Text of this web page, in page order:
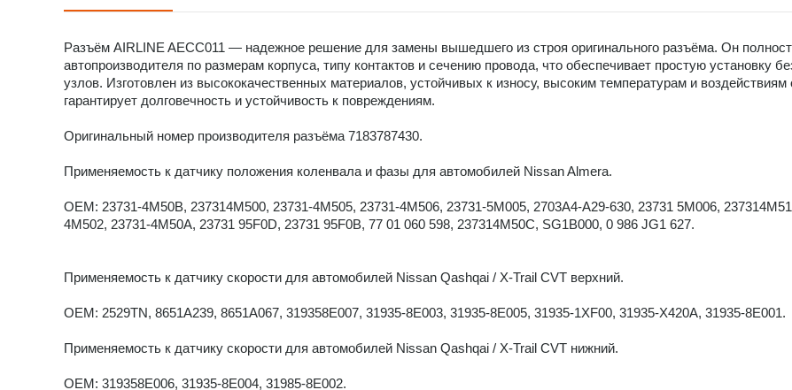
Разъём AIRLINE AECC011 — надежное решение для замены вышедшего из строя оригинального разъёма. Он
автопроизводителя по размерам корпуса, типу контактов и сечению провода, что обеспечивает простую установку
узлов. Изготовлен из высококачественных материалов, устойчивых к износу, высоким температурам и
гарантирует долговечность и устойчивость к повреждениям.
Оригинальный номер производителя разъёма 7183787430.
Применяемость к датчику положения коленвала и фазы для автомобилей Nissan Almera.
OEM: 23731-4M50B, 237314M500, 23731-4M505, 23731-4M506, 23731-5M005, 2703A4-A29-630, 23731 5M006,
4M502, 23731-4M50A, 23731 95F0D, 23731 95F0B, 77 01 060 598, 237314M50C, SG1B000, 0 986 JG1 627.
Применяемость к датчику скорости для автомобилей Nissan Qashqai / X-Trail CVT верхний.
OEM: 2529TN, 8651A239, 8651A067, 319358E007, 31935-8E003, 31935-8E005, 31935-1XF00, 31935-X420A, 31935-8E001.
Применяемость к датчику скорости для автомобилей Nissan Qashqai / X-Trail CVT нижний.
OEM: 319358E006, 31935-8E004, 31985-8E002.